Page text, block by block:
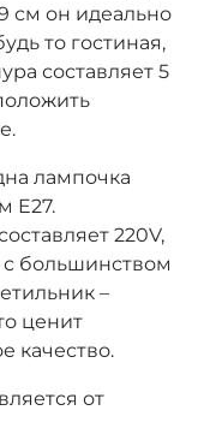
см он идеально
то гостиная,
составляет 5
лампочка
E27.
220V,
большинством
–
ценит
качество.
от